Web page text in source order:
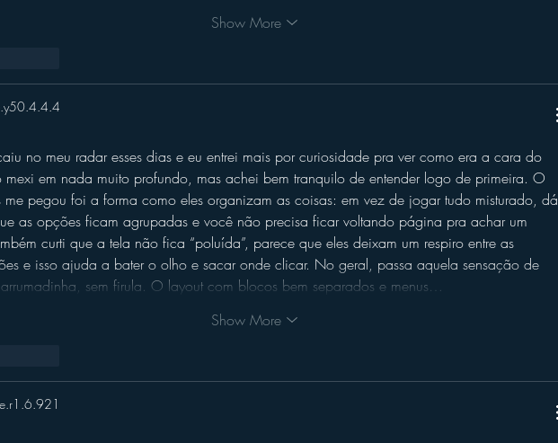
Show More
no meu radar esses dias e eu entrei mais por curiosidade pra ver como era a cara do
em nada muito profundo, mas achei bem tranquilo de entender logo de primeira. O
me pegou foi a forma como eles organizam as coisas: em vez de jogar tudo misturado, dá
as opções ficam agrupadas e você não precisa ficar voltando página pra achar um
curti que a tela não fica “poluída”, parece que eles deixam um respiro entre as
e isso ajuda a bater o olho e sacar onde clicar. No geral, passa aquela sensação de
sem firula. O layout com blocos bem separados e menus…
Show More